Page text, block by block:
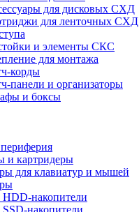
для дисковых СХД
для ленточных СХД
и элементы СКС
для монтажа
корды
панели и организаторы
и боксы
и картридеры
для клавиатур и мышей
накопители
накопители